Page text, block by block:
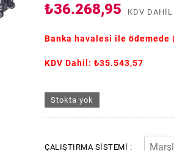
₺36.268,95 KDV DAHIL
Banka havalesi ile ödemede
KDV Dahil: ₺35.543,57
Stokta yok
ÇALIŞTIRMA SISTEMI :